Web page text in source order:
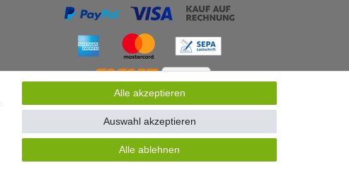
Alle akzeptieren
Alle ablehnen
Auswahl akzeptieren